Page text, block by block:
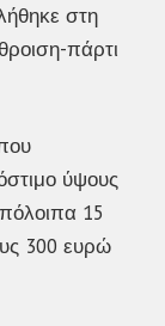
στη
πάρτι
ύψους
15
300 ευρώ